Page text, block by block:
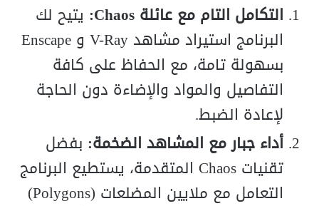
التكامل التام مع عائلة Chaos:
يتيح لك
البرنامج استيراد مشاهد V-Ray و Enscape
بسهولة تامة، مع الحفاظ على كافة
التفاصيل والمواد والإضاءة دون الحاجة
لإعادة الضبط.
أداء جبار مع المشاهد الضخمة: بفضل
تقنيات Chaos المتقدمة، يستطيع البرنامج
التعامل مع ملايين المضلعات (Polygons)